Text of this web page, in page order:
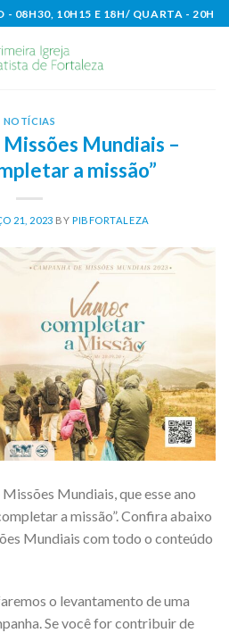
- 08H30, 10H15 E 18H/ QUARTA - 20H
NOTÍCIAS
Missões Mundiais –
a missão”
21, 2023 BY PIBFORTALEZA
Mundiais, que esse ano
a missão”. Confira abaixo
Mundiais com todo o conteúdo
o levantamento de uma
Se você for contribuir de